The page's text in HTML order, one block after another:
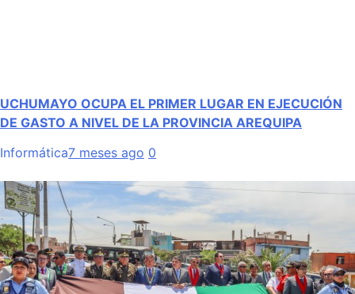
UCHUMAYO OCUPA EL PRIMER LUGAR EN EJECUCIÓN
DE GASTO A NIVEL DE LA PROVINCIA AREQUIPA
Informática7 meses ago 0